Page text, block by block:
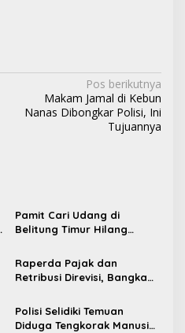
Pos berikutnya
Makam Jamal di Kebun
Nanas Dibongkar Polisi, Ini
Tujuannya
Pamit Cari Udang di
Belitung Timur Hilang
Kolong Kero
Raperda Pajak dan
Retribusi Direvisi, Bangka
Retribusi Baru
Polisi Selidiki Temuan
Diduga Tengkorak Manusia